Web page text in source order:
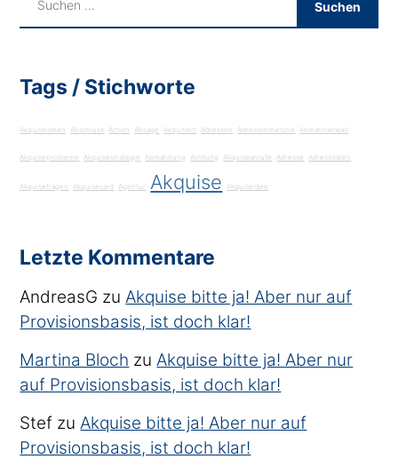
Tags / Stichworte
Akquiseideen Abschluss Action Absage Akquiriert Adressen Adressrecherche Abmahnanwalt
Akquiseprobleme Akquisestrategie Abmahnung Achtung Akquiseanrufe Adresse Adressdaten
Akquisefragen Akquisecard Agentur Akquise Akquiseidee
Letzte Kommentare
AndreasG zuAkquise bitte ja! Aber nur auf
Provisionsbasis, ist doch klar!
Martina Bloch zuAkquise bitte ja! Aber nur
auf Provisionsbasis, ist doch klar!
Stef zuAkquise bitte ja! Aber nur auf
Provisionsbasis, ist doch klar!